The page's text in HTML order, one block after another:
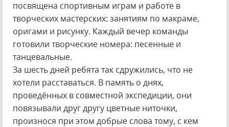
посвящена спортивным играм и работе в
творческих мастерских: занятиям по макраме,
оригами и рисунку. Каждый вечер команды
готовили творческие номера: песенные и
танцевальные.
За шесть дней ребята так сдружились, что не
хотели расставаться. В память о днях,
проведённых в совместной экспедиции, они
повязывали друг другу цветные ниточки,
произнося при этом добрые слова тому, с кем